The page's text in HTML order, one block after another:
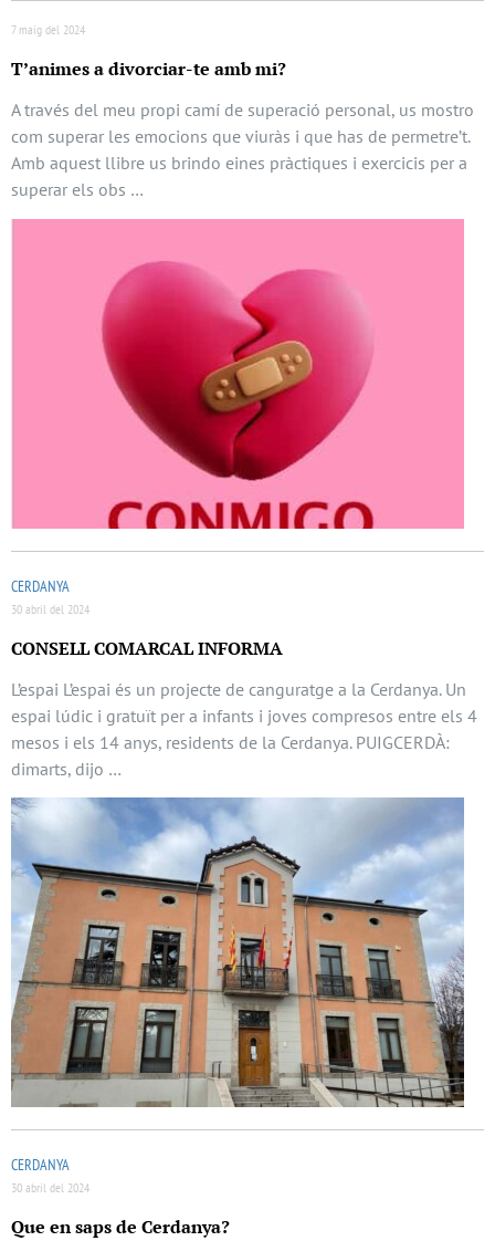
7 maig del 2024
T’animes a divorciar-te amb mi?
A través del meu propi camí de superació personal, us mostro
com superar les emocions que viuràs i que has de permetre’t.
Amb aquest llibre us brindo eines pràctiques i exercicis per a
superar els obs …
CERDANYA
30 abril del 2024
CONSELL COMARCAL INFORMA
L’espai L’espai és un projecte de canguratge a la Cerdanya. Un
espai lúdic i gratuït per a infants i joves compresos entre els 4
mesos i els 14 anys, residents de la Cerdanya. PUIGCERDÀ:
dimarts, dijo …
CERDANYA
30 abril del 2024
Que en saps de Cerdanya?